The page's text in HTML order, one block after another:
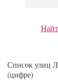
Список улиц
(цифре)